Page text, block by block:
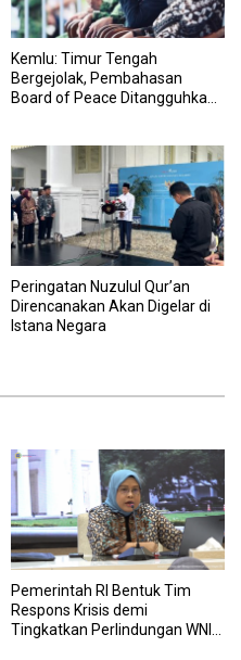
Kemlu: Timur Tengah
Bergejolak, Pembahasan
Board of Peace Ditangguhkan
Peringatan Nuzulul Qur’an
Direncanakan Akan Digelar di
Istana Negara
Pemerintah RI Bentuk Tim
Respons Krisis demi
Tingkatkan Perlindungan WNI